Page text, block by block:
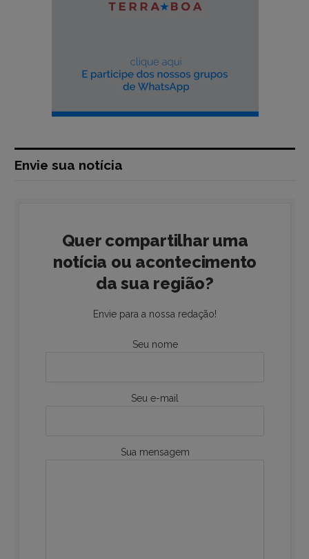
Envie sua notícia
Quer compartilhar uma
notícia ou acontecimento
da sua região?
Envie para a nossa redação!
Seu nome
Seu e-mail
Sua mensagem